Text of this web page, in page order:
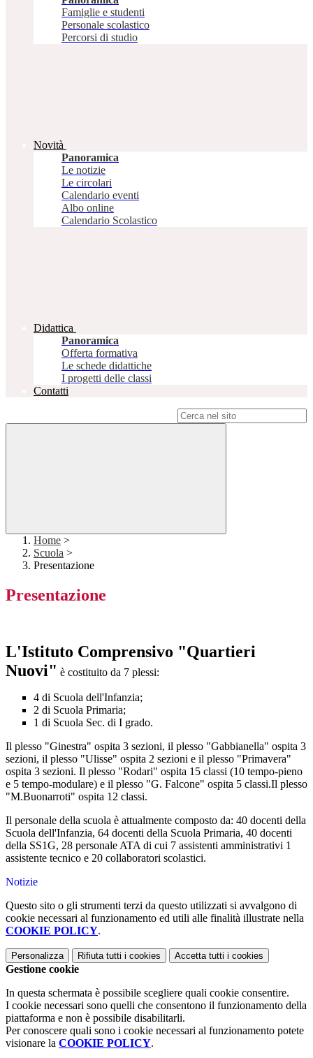
Famiglie e studenti
Personale scolastico
Percorsi di studio
Novità
Panoramica
Le notizie
Le circolari
Calendario eventi
Albo online
Calendario Scolastico
Didattica
Panoramica
Offerta formativa
Le schede didattiche
I progetti delle classi
Contatti
Home >
Scuola >
Presentazione
Presentazione
L'Istituto Comprensivo "Quartieri
Nuovi" è costituito da 7 plessi:
4 di Scuola dell'Infanzia;
2 di Scuola Primaria;
1 di Scuola Sec. di I grado.
Il plesso "Ginestra" ospita 3 sezioni, il plesso "Gabbianella" ospita 3
sezioni, il plesso "Ulisse" ospita 2 sezioni e il plesso "Primavera"
ospita 3 sezioni. Il plesso "Rodari" ospita 15 classi (10 tempo-pieno
e 5 tempo-modulare) e il plesso "G. Falcone" ospita 5 classi.Il plesso
"M.Buonarroti" ospita 12 classi.
Il personale della scuola è attualmente composto da: 40 docenti della
Scuola dell'Infanzia, 64 docenti della Scuola Primaria, 40 docenti
della SS1G, 28 personale ATA di cui 7 assistenti amministrativi 1
assistente tecnico e 20 collaboratori scolastici.
Notizie
Questo sito o gli strumenti terzi da questo utilizzati si avvalgono di
cookie necessari al funzionamento ed utili alle finalità illustrate nella
COOKIE POLICY.
Personalizza Rifiuta tutti i cookies Accetta tutti i cookies
Gestione cookie
In questa schermata è possibile scegliere quali cookie consentire.
I cookie necessari sono quelli che consentono il funzionamento della
piattaforma e non è possibile disabilitarli.
Per conoscere quali sono i cookie necessari al funzionamento potete
visionare la COOKIE POLICY.